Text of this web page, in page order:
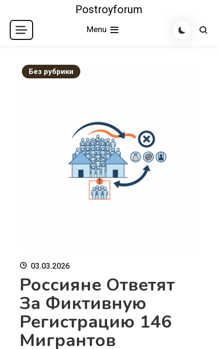
content
Postroyforum
Menu
Без рубрики
03.03.2026
Россияне Ответят
За Фиктивную
Регистрацию 146
Мигрантов